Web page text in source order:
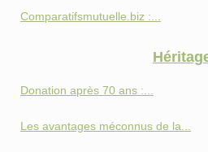
Comparatifsmutuelle.biz :...
Donation après 70 ans :...
Les avantages méconnus de la...